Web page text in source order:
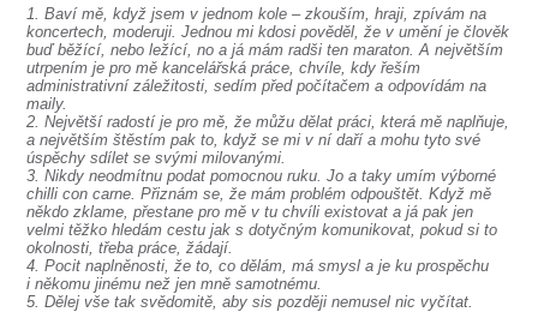
1. Baví mě, když jsem v jednom kole – zkouším, hraji, zpívám na
koncertech, moderuji. Jednou mi kdosi pověděl, že v umění je člověk
buď běžící, nebo ležící, no a já mám radši ten maraton. A největším
utrpením je pro mě kancelářská práce, chvíle, kdy řeším
administrativní záležitosti, sedím před počítačem a odpovídám na
maily.
2. Největší radostí je pro mě, že můžu dělat práci, která mě naplňuje,
a největším štěstím pak to, když se mi v ní daří a mohu tyto své
úspěchy sdílet se svými milovanými.
3. Nikdy neodmítnu podat pomocnou ruku. Jo a taky umím výborné
chilli con carne. Přiznám se, že mám problém odpouštět. Když mě
někdo zklame, přestane pro mě v tu chvíli existovat a já pak jen
velmi těžko hledám cestu jak s dotyčným komunikovat, pokud si to
okolnosti, třeba práce, žádají.
4. Pocit naplněnosti, že to, co dělám, má smysl a je ku prospěchu
i někomu jinému než jen mně samotnému.
5. Dělej vše tak svědomitě, aby sis později nemusel nic vyčítat.